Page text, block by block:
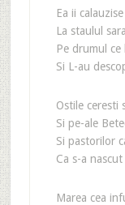
Ea ii
La staulul
Pe drumul
Si L-au
Ostile ceresti
Si pe-ale
Si pastorilor
Ca s-a
Marea cea